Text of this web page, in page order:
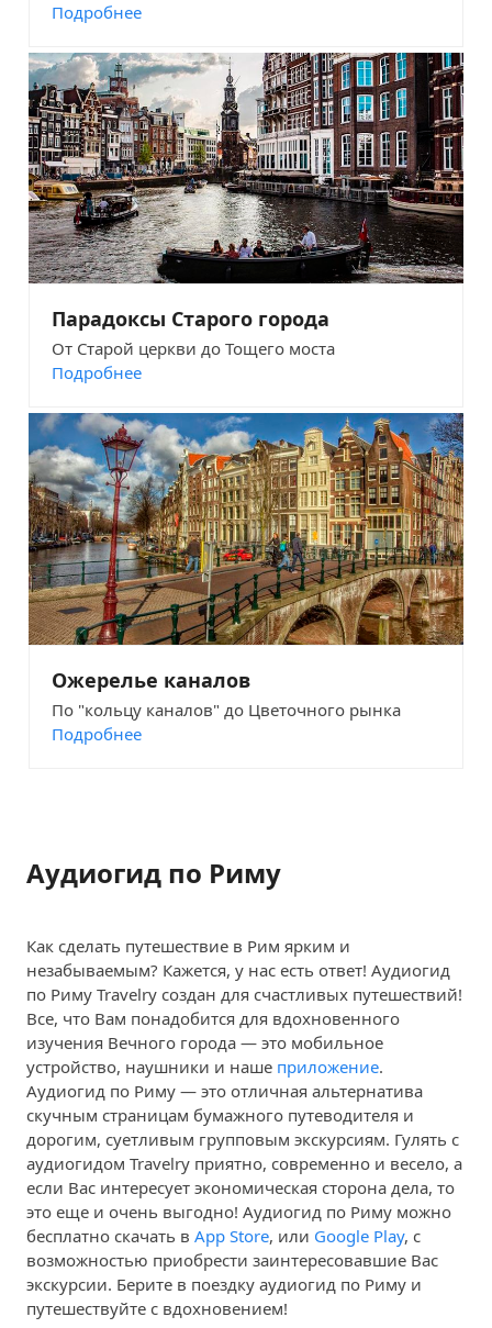
Подробнее
Парадоксы Старого города
От Старой церкви до Тощего моста
Подробнее
Ожерелье каналов
По "кольцу каналов" до Цветочного рынка
Подробнее
Аудиогид по Риму
Как сделать путешествие в Рим ярким и
незабываемым? Кажется, у нас есть ответ! Аудиогид
по Риму Travelry создан для счастливых путешествий!
Все, что Вам понадобится для вдохновенного
изучения Вечного города — это мобильное
устройство, наушники и наше приложение.
Аудиогид по Риму — это отличная альтернатива
скучным страницам бумажного путеводителя и
дорогим, суетливым групповым экскурсиям. Гулять с
аудиогидом Travelry приятно, современно и весело, а
если Вас интересует экономическая сторона дела, то
это еще и очень выгодно! Аудиогид по Риму можно
бесплатно скачать в App Store, или Google Play, с
возможностью приобрести заинтересовавшие Вас
экскурсии. Берите в поездку аудиогид по Риму и
путешествуйте с вдохновением!